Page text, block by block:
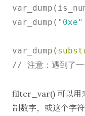
var_dump( "0xe"
var_dump(
// 注意：遇到了一
filter_var() 可以用
制数字，或这个字